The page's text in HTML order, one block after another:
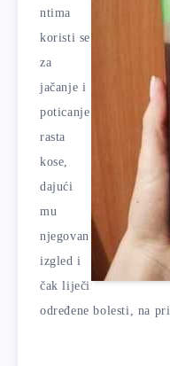
ntima
koristi se
za
jačanje i
poticanje
rasta
kose,
dajući
mu
njegovan
izgled i
čak liječi
određene bolesti, na